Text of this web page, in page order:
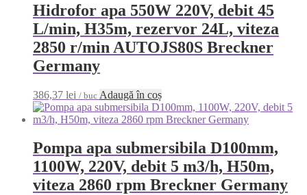
Hidrofor apa 550W 220V, debit 45
L/min, H35m, rezervor 24L, viteza
2850 r/min AUTOJS80S Breckner
Germany
386,37 lei / buc Adaugă în coș
Pompa apa submersibila D100mm,
1100W, 220V, debit 5 m3/h, H50m,
viteza 2860 rpm Breckner Germany